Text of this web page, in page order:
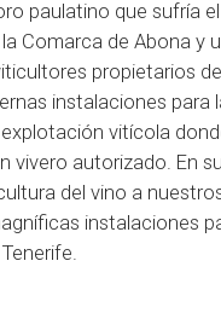
paulatino que sufría
Comarca de Abona y
propietarios
instalaciones
vitícola
vivero autorizado. En
del vino a
instalaciones